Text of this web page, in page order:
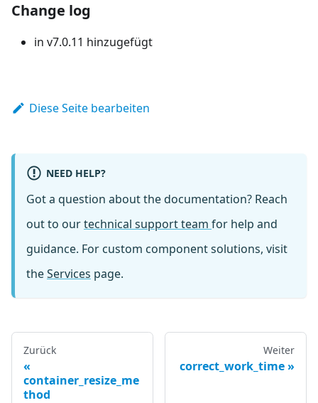
Change log
in v7.0.11 hinzugefügt
Diese Seite bearbeiten
NEED HELP?
Got a question about the documentation? Reach
out to ourtechnical support team for help and
guidance. For custom component solutions, visit
theServices page.
Zurück
container_resize_me
thod
Weiter
correct_work_time